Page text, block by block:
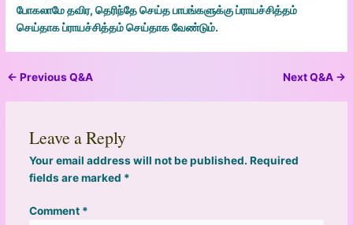
போகலாமே தவிர, தெரிந்தே செய்த பாபங்களுக்கு ப்ராயச்சித்தம்
செய்தாக ப்ராயச்சித்தம் செய்தாக வேண்டும்.
← Previous Q&A Next Q&A →
Leave a Reply
Your email address will not be published. Required
fields are marked *
Comment *